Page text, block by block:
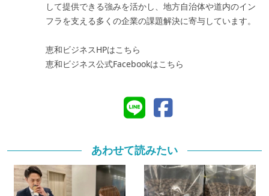
して提供できる強みを活かし、地方自治体や道内のイン
フラを支える多くの企業の課題解決に寄与しています。
恵和ビジネスHPはこちら
恵和ビジネス公式Facebookはこちら
あわせて読みたい